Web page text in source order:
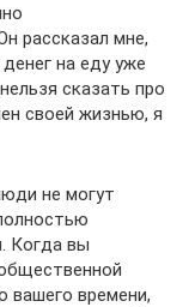
рассказал мне,
на еду уже
сказать про
своей жизнью, я
не могут
Когда вы
вашего времени,